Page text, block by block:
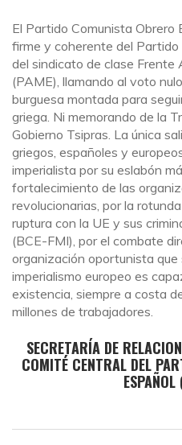
El Partido Comunista Obrero
firme y coherente del Partido
del sindicato de clase Frente
(PAME), llamando al voto
burguesa montada para
griega. Ni memorando de la
Gobierno Tsipras. La única
griegos, españoles y
imperialista por su eslabón
fortalecimiento de las
revolucionarias, por la
ruptura con la UE y sus
(BCE-FMI), por el combate
organización oportunista que
imperialismo europeo es
existencia, siempre a costa
millones de trabajadores.
SECRETARÍA DE
COMITÉ CENTRAL DEL